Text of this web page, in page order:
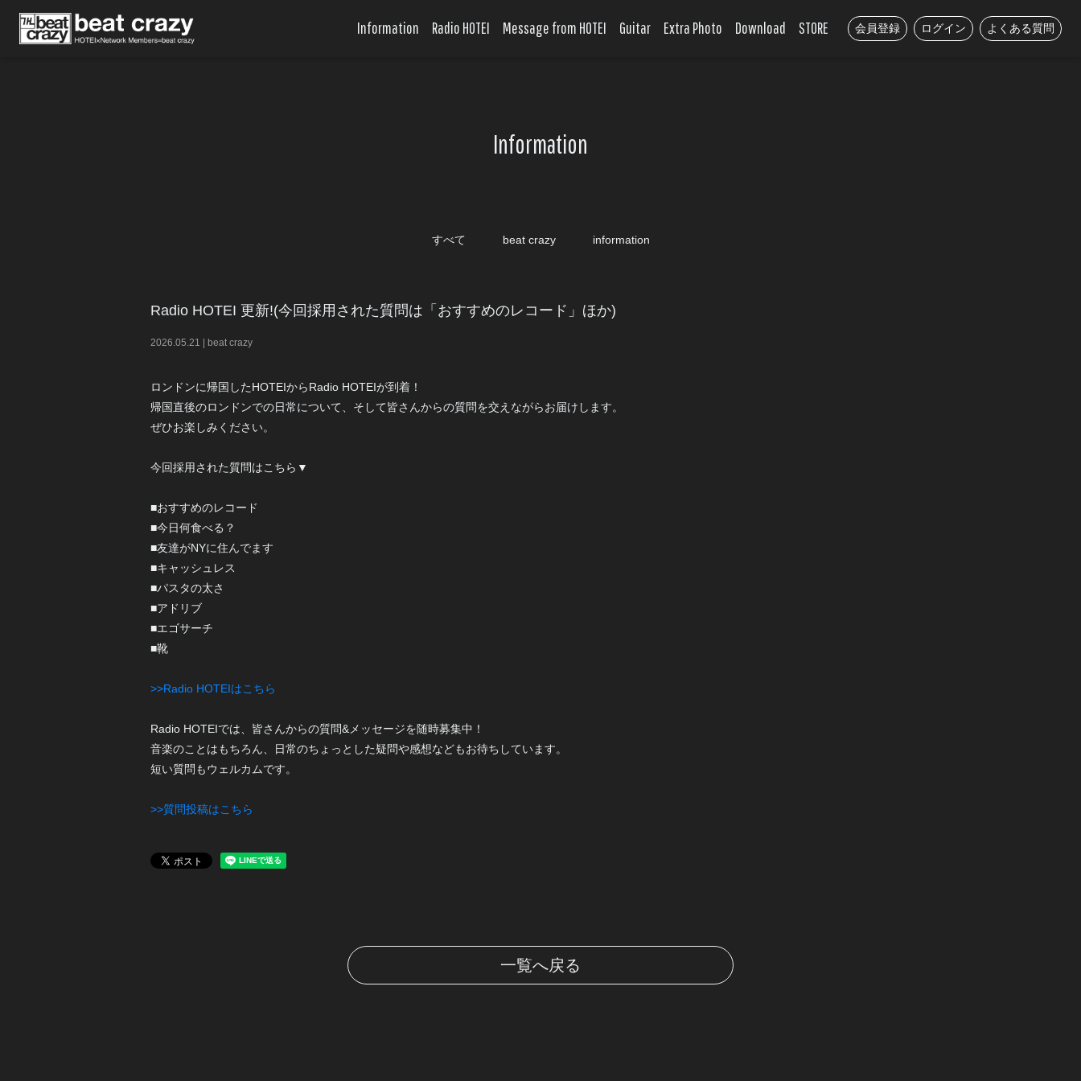
Information Radio HOTEI Message from HOTEI Guitar Extra Photo Download STORE 会員登録 ログイン よくある質問
Information
すべて beat crazy information
Radio HOTEI 更新!(今回採用された質問は「おすすめのレコード」ほか)
2026.05.21 beat crazy
ロンドンに帰国したHOTEIからRadio HOTEIが到着！
帰国直後のロンドンでの日常について、そして皆さんからの質問を交えながらお届けします。
ぜひお楽しみください。
今回採用された質問はこちら▼
■おすすめのレコード
■今日何食べる？
■友達がNYに住んでます
■キャッシュレス
■パスタの太さ
■アドリブ
■エゴサーチ
■靴
>>Radio HOTEIはこちら
Radio HOTEIでは、皆さんからの質問&メッセージを随時募集中！
音楽のことはもちろん、日常のちょっとした疑問や感想などもお待ちしています。
短い質問もウェルカムです。
>>質問投稿はこちら
一覧へ戻る